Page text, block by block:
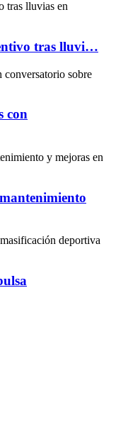
tras lluvi…
con